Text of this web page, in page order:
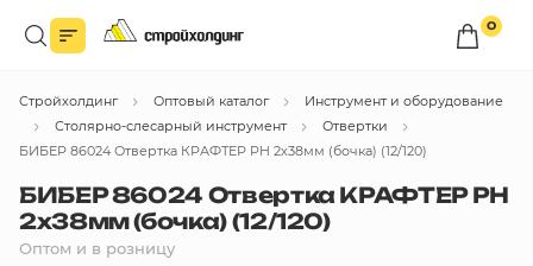
0
Войдите в личный кабинет
Вы сможете оформлять заказыпо оптовым ценам.
Каталог товаров
Стройхолдинг Оптовый каталог
Инструмент и оборудование
Столярно-слесарный инструмент
Отвертки
БИБЕР 86024 Отвертка КРАФТЕР PH 2х38мм (бочка) (12/120)
БИБЕР 86024 Отвертка КРАФТЕР PH
2х38мм (бочка) (12/120)
Оптом и в розницу